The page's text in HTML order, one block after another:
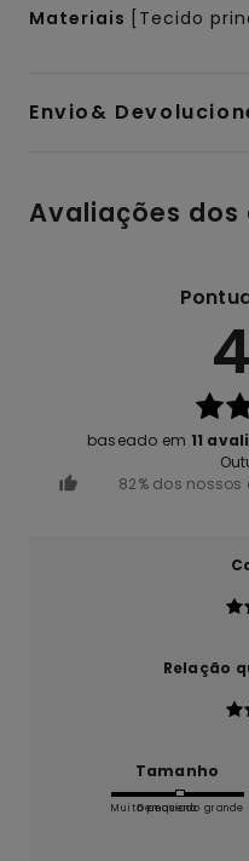
Materiais [Tecido
Envio&
Avaliações dos
baseado em 11
82% dos
Relação
Tamanho
Muito pequeno
Demasiado grande